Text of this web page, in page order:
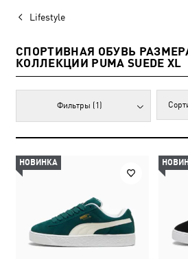
Lifestyle
СПОРТИВНАЯ ОБУВЬ
КОЛЛЕКЦИИ PUMA SUEDE XL
Фильтры (1)
НОВИНКА